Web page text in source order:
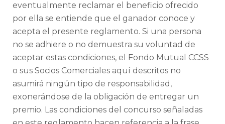
eventualmente reclamar el beneficio ofrecido
por ella se entiende que el ganador conoce y
acepta el presente reglamento. Si una persona
no se adhiere o no demuestra su voluntad de
aceptar estas condiciones, el Fondo Mutual CCSS
o sus Socios Comerciales aquí descritos no
asumirá ningún tipo de responsabilidad,
exonerándose de la obligación de entregar un
premio. Las condiciones del concurso señaladas